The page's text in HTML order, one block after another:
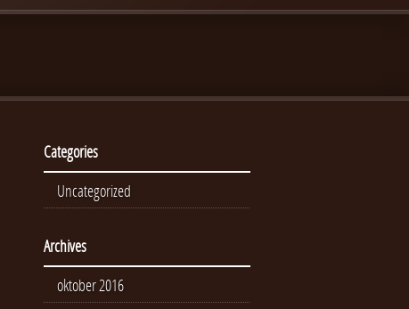
Categories
Uncategorized
Archives
oktober 2016